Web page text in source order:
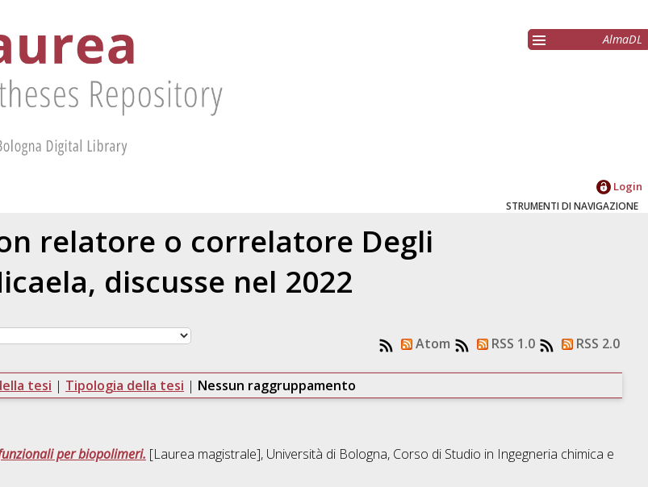
AlmaDL
Login
STRUMENTI DI NAVIGAZIONE
relatore o correlatore Degli
, discusse nel 2022
Atom RSS 1.0 RSS 2.0
tesi | Tipologia della tesi | Nessun raggruppamento
per biopolimeri. [Laurea magistrale], Università di Bologna, Corso di Studio in Ingegneria chimica e